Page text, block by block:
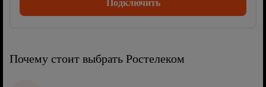
Подключить
Почему стоит выбрать Ростелеком